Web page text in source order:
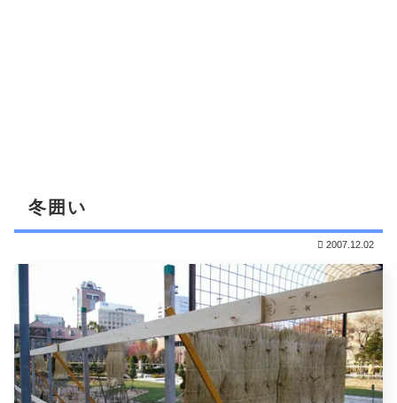
冬囲い
2007.12.02